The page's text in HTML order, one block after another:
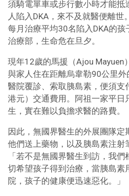
須騎電單車或步行數小時才能抵
人陷入DKA，來不及就醫便離世
每月治療平均30名陷入DKA的孩
治療部，生命危在旦夕。
現年12歲的馬援（Ajou Mayuen
與家人住在距離烏韋勒90公里
醫院覆診、索取胰島素，便須
港元）交通費用。阿祖一家平日
生，實在難以負擔求醫的路費。
因此，無國界醫生的外展團隊定
他們送上藥物，以及胰島素注射
「若不是無國界醫生到訪，我
切希望孩子得到治療，當胰島素
院，孩子的健康便迅速惡化。」